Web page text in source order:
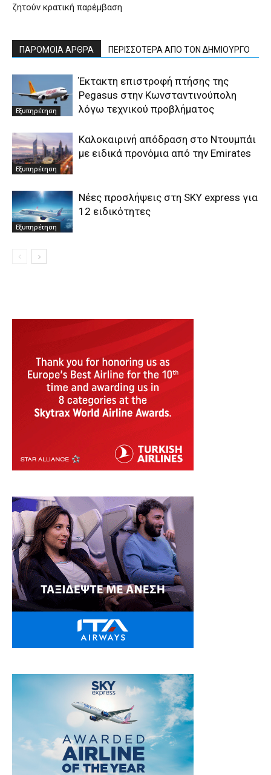
ζητούν κρατική παρέμβαση
ΠΑΡΟΜΟΙΑ ΑΡΘΡΑ ΠΕΡΙΣΣΟΤΕΡΑ ΑΠΟ ΤΟΝ ΔΗΜΙΟΥΡΓΟ
Εξυπηρέτηση
Έκτακτη επιστροφή πτήσης της
Pegasus στην Κωνσταντινούπολη
λόγω τεχνικού προβλήματος
Εξυπηρέτηση
Καλοκαιρινή απόδραση στο Ντουμπάι
με ειδικά προνόμια από την Emirates
Εξυπηρέτηση
Νέες προσλήψεις στη SKY express για
12 ειδικότητες